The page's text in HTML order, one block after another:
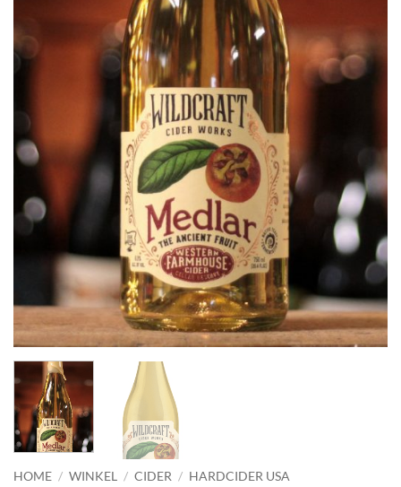
HOME / WINKEL / CIDER / HARDCIDER USA